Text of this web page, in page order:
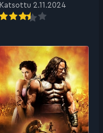
Katsottu 2.11.2024